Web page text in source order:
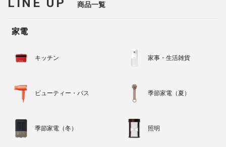
LINE UP 商品一覧
家電
キッチン 家事・生活雑貨
ビューティー・バス 季節家電（夏）
季節家電（冬） 照明